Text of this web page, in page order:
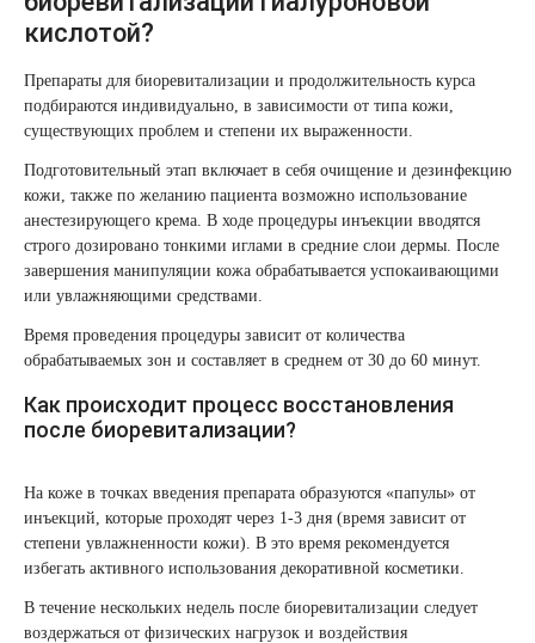
кислотой?
Препараты для биоревитализации и продолжительность курса
подбираются индивидуально, в зависимости от типа кожи,
существующих проблем и степени их выраженности.
Подготовительный этап включает в себя очищение и дезинфекцию
кожи, также по желанию пациента возможно использование
анестезирующего крема. В ходе процедуры инъекции вводятся
строго дозировано тонкими иглами в средние слои дермы. После
завершения манипуляции кожа обрабатывается успокаивающими
или увлажняющими средствами.
Время проведения процедуры зависит от количества
обрабатываемых зон и составляет в среднем от 30 до 60 минут.
Как происходит процесс восстановления
после биоревитализации?
На коже в точках введения препарата образуются «папулы» от
инъекций, которые проходят через 1-3 дня (время зависит от
степени увлажненности кожи). В это время рекомендуется
избегать активного использования декоративной косметики.
В течение нескольких недель после биоревитализации следует
воздержаться от физических нагрузок и воздействия